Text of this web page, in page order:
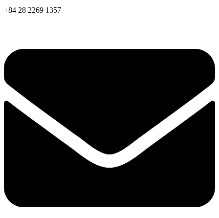
+84 28 2269 1357